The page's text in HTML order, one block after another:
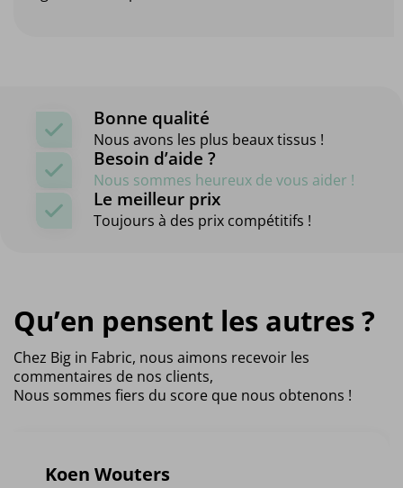
Bonne qualité
Nous avons les plus beaux tissus !
Besoin d’aide ?
Nous sommes heureux de vous aider !
Le meilleur prix
Toujours à des prix compétitifs !
Qu’en pensent les autres ?
Chez Big in Fabric, nous aimons recevoir les
commentaires de nos clients,
Nous sommes fiers du score que nous obtenons !
Koen Wouters